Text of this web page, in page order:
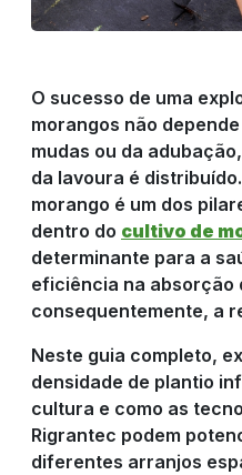
DE VENDAS
RESULTADO
DO CAMPO
CULTIVOS
NOTÍCIAS
O sucesso de uma
morangos não
mudas ou da
da lavoura é
morango é um dos
dentro do cultivo de
determinante para a
eficiência na absorção
consequentemente, a
Neste guia completo,
densidade de plantio
cultura e como as
Rigrantec podem
diferentes arranjos